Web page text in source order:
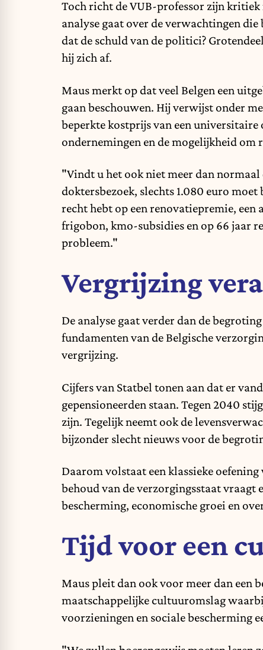
Toch richt de VUB-professor zijn
analyse gaat over de verwachtingen
dat de schuld van de politici?
hij zich af.
Maus merkt op dat veel Belgen een
gaan beschouwen. Hij verwijst onder
beperkte kostprijs van een
ondernemingen en de mogelijkheid om
"Vindt u het ook niet meer dan
doktersbezoek, slechts 1.080 euro
recht hebt op een renovatiepremie,
frigobon, kmo-subsidies en op 66 jaar
probleem."
Vergrijzing
De analyse gaat verder dan de
fundamenten van de Belgische
vergrijzing.
Cijfers van Statbel tonen aan dat er
gepensioneerden staan. Tegen 2040
zijn. Tegelijk neemt ook de
bijzonder slecht nieuws voor de
Daarom volstaat een klassieke
behoud van de verzorgingsstaat vraagt
bescherming, economische groei en
Tijd voor een
Maus pleit dan ook voor meer dan een
maatschappelijke cultuuromslag
voorzieningen en sociale bescherming